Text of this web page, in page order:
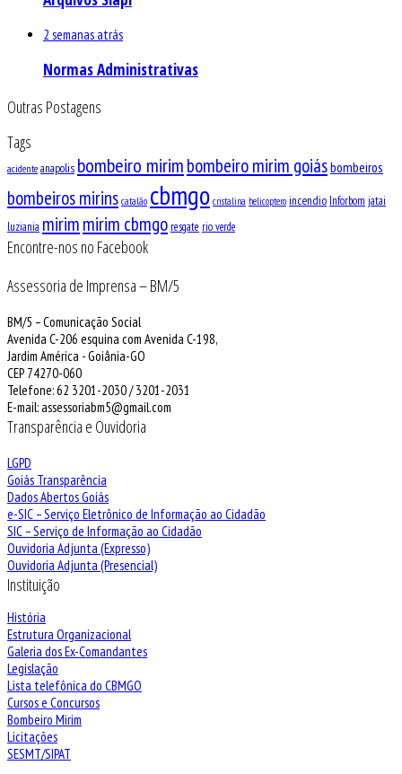
2 semanas atrás
Normas Administrativas
Outras Postagens
Tags
acidente anapolis bombeiro mirimbombeiro mirim goiásbombeiros
bombeiros mirins catalão cbmgo cristalina helicoptero incendio Inforbom jatai
luziania mirimmirim cbmgo resgate rio verde
Encontre-nos no Facebook
Assessoria de Imprensa – BM/5
BM/5 – Comunicação Social
Avenida C-206 esquina com Avenida C-198,
Jardim América - Goiânia-GO
CEP 74270-060
Telefone: 62 3201-2030 / 3201-2031
E-mail: assessoriabm5@gmail.com
Transparência e Ouvidoria
LGPD
Goiás Transparência
Dados Abertos Goiás
e-SIC – Serviço Eletrônico de Informação ao Cidadão
SIC – Serviço de Informação ao Cidadão
Ouvidoria Adjunta (Expresso)
Ouvidoria Adjunta (Presencial)
Instituição
História
Estrutura Organizacional
Galeria dos Ex-Comandantes
Legislação
Lista telefônica do CBMGO
Cursos e Concursos
Bombeiro Mirim
Licitações
SESMT/SIPAT